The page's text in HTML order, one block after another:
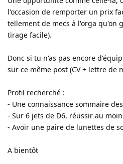
l'occasion de remporter un prix
tellement de mecs à l'orga qu'on
tirage facile).
Donc si tu n'as pas encore
sur ce même post (CV + lettre de
Profil recherché :
- Une connaissance sommaire
- Sur 6 jets de D6, réussir au
- Avoir une paire de lunettes de
A bientôt